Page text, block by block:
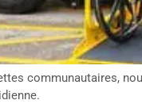
communautaires,